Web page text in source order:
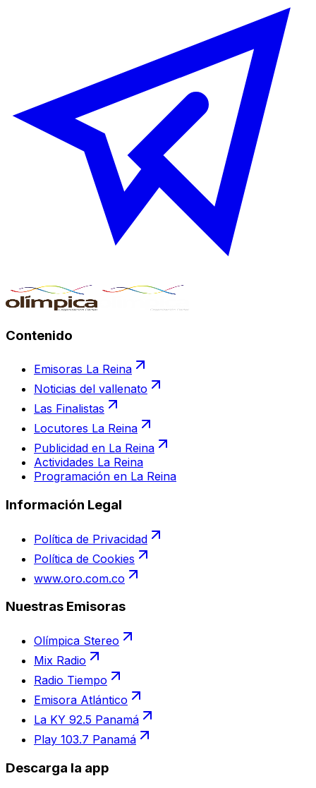
Contenido
Emisoras La Reina
Noticias del vallenato
Las Finalistas
Locutores La Reina
Publicidad en La Reina
Actividades La Reina
Programación en La Reina
Información Legal
Política de Privacidad
Política de Cookies
www.oro.com.co
Nuestras Emisoras
Olímpica Stereo
Mix Radio
Radio Tiempo
Emisora Atlántico
La KY 92.5 Panamá
Play 103.7 Panamá
Descarga la app